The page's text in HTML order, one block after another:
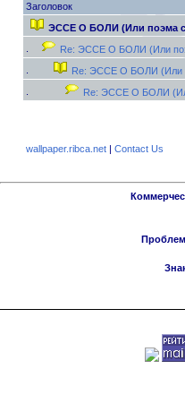
Заголовок
ЭССЕ О БОЛИ (Или поэма
Re: ЭССЕ О БОЛИ (Или
Re: ЭССЕ О БОЛИ (Или
Re: ЭССЕ О БОЛИ
wallpaper.ribca.net| Contact Us